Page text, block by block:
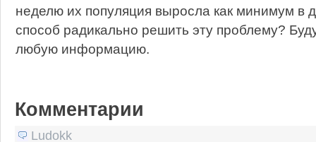
неделю их популяция выросла как минимум в
способ радикально решить эту проблему?
любую информацию.
Комментарии
Ludokk